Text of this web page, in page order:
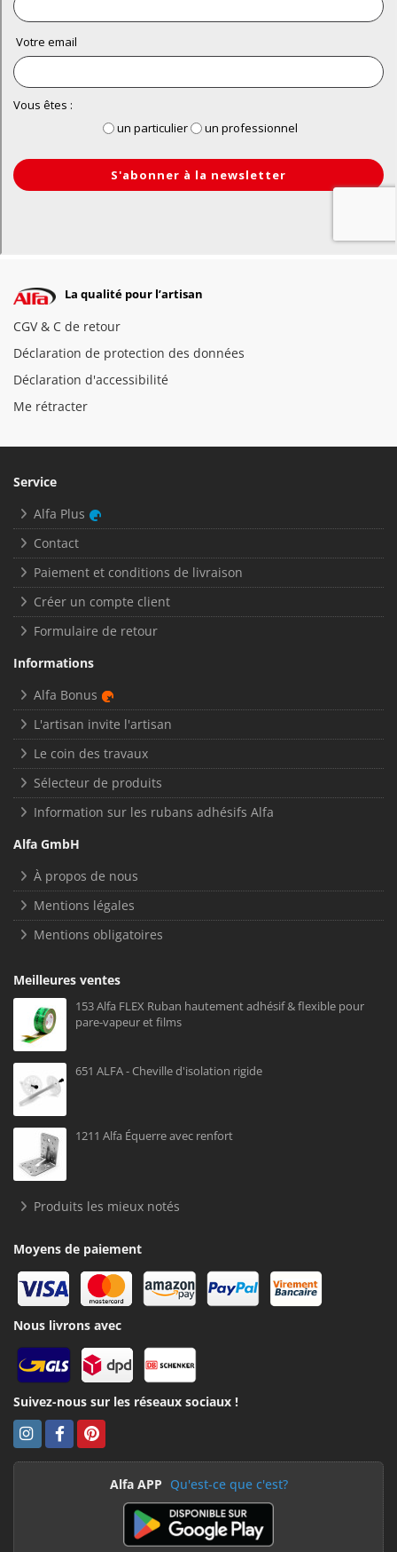
La qualité pour l’artisan
CGV & C de retour
Déclaration de protection des données
Déclaration d'accessibilité
Me rétracter
Service
Alfa Plus
Contact
Paiement et conditions de livraison
Créer un compte client
Formulaire de retour
Informations
Alfa Bonus
L'artisan invite l'artisan
Le coin des travaux
Sélecteur de produits
Information sur les rubans adhésifs Alfa
Alfa GmbH
À propos de nous
Mentions légales
Mentions obligatoires
Meilleures ventes
153 Alfa FLEX Ruban hautement adhésif & flexible pour
pare-vapeur et films
651 ALFA - Cheville d'isolation rigide
1211 Alfa Équerre avec renfort
Produits les mieux notés
Moyens de paiement
Nous livrons avec
Suivez-nous sur les réseaux sociaux !
Alfa APP Qu'est-ce que c'est?